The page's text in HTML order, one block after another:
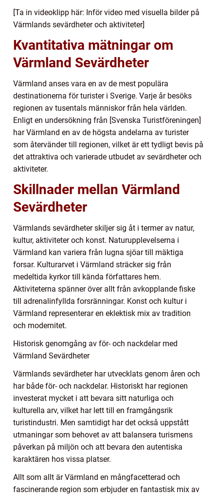
[Ta in videoklipp här: Inför video med visuella bilder på
Värmlands sevärdheter och aktiviteter]
Kvantitativa mätningar om
Värmland Sevärdheter
Värmland anses vara en av de mest populära
destinationerna för turister i Sverige. Varje år besöks
regionen av tusentals människor från hela världen.
Enligt en undersökning från [Svenska Turistföreningen]
har Värmland en av de högsta andelarna av turister
som återvänder till regionen, vilket är ett tydligt bevis på
det attraktiva och varierade utbudet av sevärdheter och
aktiviteter.
Skillnader mellan Värmland
Sevärdheter
Värmlands sevärdheter skiljer sig åt i termer av natur,
kultur, aktiviteter och konst. Naturupplevelserna i
Värmland kan variera från lugna sjöar till mäktiga
forsar. Kulturarvet i Värmland sträcker sig från
medeltida kyrkor till kända författares hem.
Aktiviteterna spänner över allt från avkopplande fiske
till adrenalinfyllda forsränningar. Konst och kultur i
Värmland representerar en eklektisk mix av tradition
och modernitet.
Historisk genomgång av för- och nackdelar med
Värmland Sevärdheter
Värmlands sevärdheter har utvecklats genom åren och
har både för- och nackdelar. Historiskt har regionen
investerat mycket i att bevara sitt naturliga och
kulturella arv, vilket har lett till en framgångsrik
turistindustri. Men samtidigt har det också uppstått
utmaningar som behovet av att balansera turismens
påverkan på miljön och att bevara den autentiska
karaktären hos vissa platser.
Allt som allt är Värmland en mångfacetterad och
fascinerande region som erbjuder en fantastisk mix av